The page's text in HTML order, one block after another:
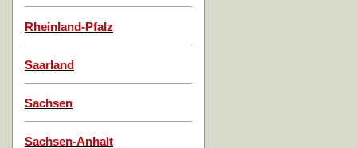
Rheinland-Pfalz
Saarland
Sachsen
Sachsen-Anhalt